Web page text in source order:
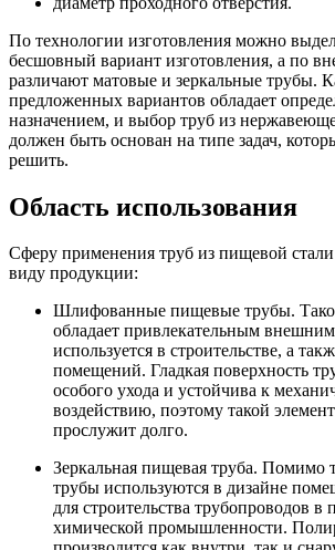
По технологии изготовления можно
бесшовный вариант изготовления, а по
различают матовые и зеркальные трубы.
предложенных вариантов обладает
назначением, и выбор труб из
должен быть основан на типе задач,
решить.
Область использования
Сферу применения труб из пищевой
виду продукции:
Шлифованные пищевые трубы.
обладает привлекательным
используется в строительстве, а
помещений. Гладкая поверхность
особого ухода и устойчива к
воздействию, поэтому такой
прослужит долго.
Зеркальная пищевая труба. Помимо
трубы используются в дизайне
для строительства трубопроводов в
химической промышленности.